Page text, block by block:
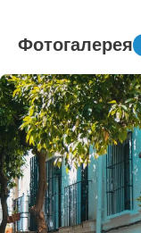
Фотогалерея